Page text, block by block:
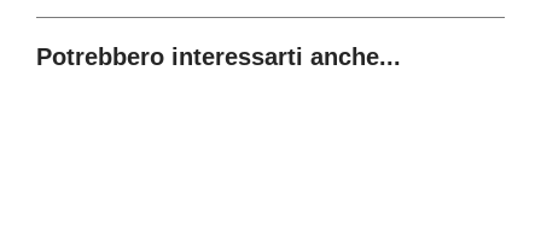
Potrebbero interessarti anche...